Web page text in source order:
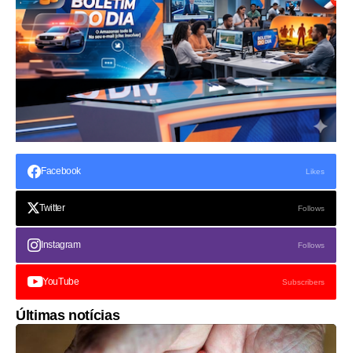
Facebook Likes
Twitter Follows
Instagram Follows
YouTube Subscribers
Últimas notícias